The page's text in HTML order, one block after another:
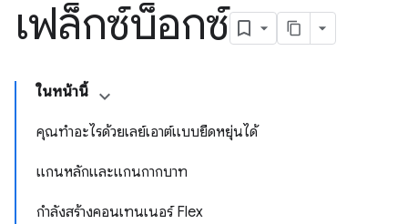
เฟล็กซ์บ็อกซ์
ในหน้านี้
คุณทําอะไรด้วยเลย์เอาต์แบบยืดหยุ่นได้
แกนหลักและแกนกากบาท
กำลังสร้างคอนเทนเนอร์ Flex